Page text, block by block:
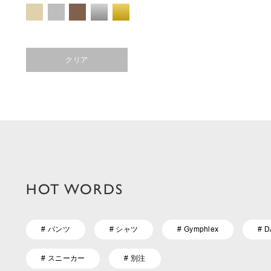
クリア
HOT WORDS
# パンツ # シャツ # Gymphlex #
# スニーカー # 別注